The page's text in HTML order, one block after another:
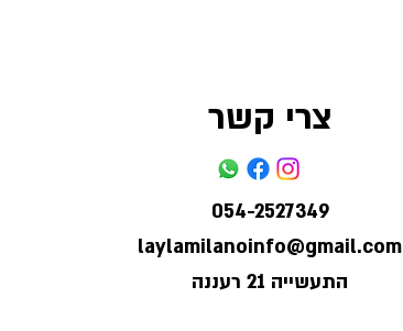
צרי קשר
054-2527349
laylamilanoinfo@gmail.com
התעשייה 21 רעננה